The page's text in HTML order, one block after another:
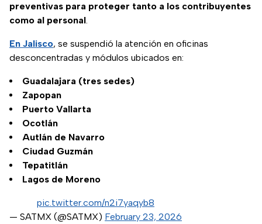
preventivas para proteger tanto a los contribuyentes
como al personal.
En Jalisco, se suspendió la atención en oficinas
desconcentradas y módulos ubicados en:
Guadalajara (tres sedes)
Zapopan
Puerto Vallarta
Ocotlán
Autlán de Navarro
Ciudad Guzmán
Tepatitlán
Lagos de Moreno
pic.twitter.com/n2i7yaqyb8
— SATMX (@SATMX) February 23, 2026